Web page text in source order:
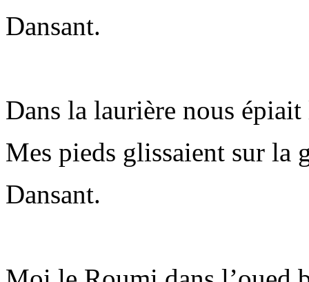
Dansant.
Dans la laurière nous
Mes pieds glissaient sur la
Dansant.